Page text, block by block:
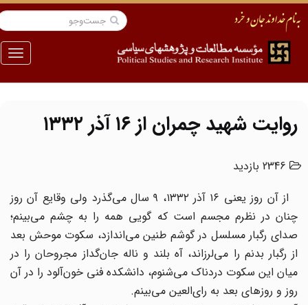
منو
روایت شهید چمران از ۱۶ آذر ۱۳۳۲
2346 بازدید
از آن روز یعنی ۱۶ آذر ۱۳۳۲، ۹ سال می‌گذرد ولی وقایع آن روز
چنان در نظرم مجسم است که گویی همه را به چشم می‌بینم؛
صدای رگبار مسلسل در گوشم طنین می‌‌اندازد، سکوت موحش بعد
از رگبار بدنم را می‌لرزاند، آه بلند و ناله جان‌گداز مجروحان را در
میان این سکوت دردناک می‌شنوم، دانشکده فنی خون‌آلود را در آن
روز و روزهای بعد به رای‌العین می‌بینم.